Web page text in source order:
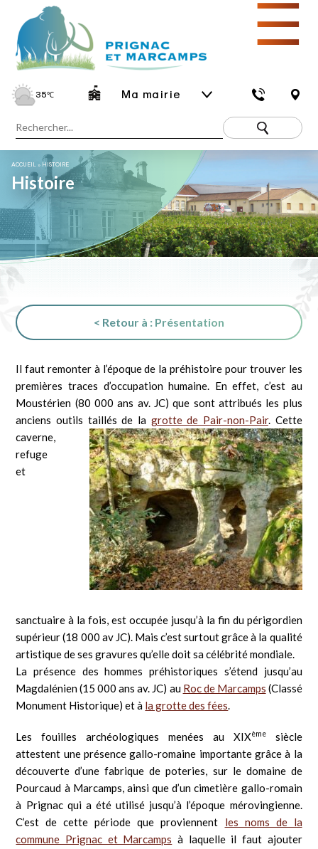
35℃ Ma mairie
☰
ACCUEIL » HISTOIRE
Histoire
< Retour à : Présentation
Il faut remonter à l’époque de la préhistoire pour trouver les
premières traces d’occupation humaine. En effet, c’est au
Moustérien (80 000 ans av. JC) que sont attribués les plus
anciens outils taillés de la grotte de Pair-non-Pair. Cette
caverne,
refuge
et
sanctuaire à la fois, est occupée jusqu’à la fin du périgordien
supérieur (18 000 av JC). Mais c’est surtout grâce à la qualité
artistique de ses gravures qu’elle doit sa célébrité mondiale.
La présence des hommes préhistoriques s’étend jusqu’au
Magdalénien (15 000 ans av. JC) au Roc de Marcamps (Classé
Monument Historique) et à la grotte des fées.
Les fouilles archéologiques menées au XIXèmesiècle
attestent une présence gallo-romaine importante grâce à la
découverte d’une fabrique de poteries, sur le domaine de
Pourcaud à Marcamps, ainsi que d’un cimetière gallo-romain
à Prignac qui a été utilisé jusqu’à l’époque mérovingienne.
C’est de cette période que proviennent les noms de la
commune Prignac et Marcamps à laquelle il faut ajouter